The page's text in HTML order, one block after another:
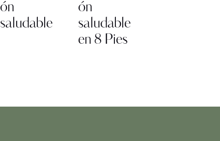
ón
saludable
ón
saludable
en 8 Pies